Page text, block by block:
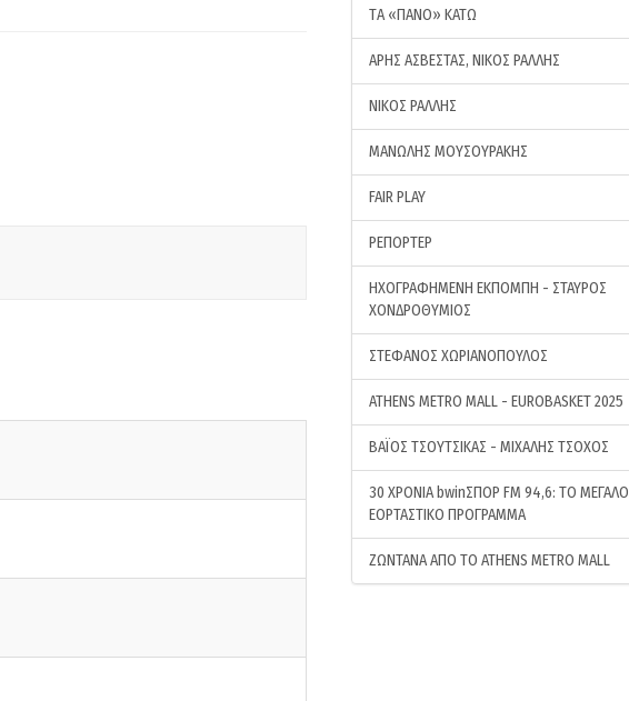
ΤA «ΠΑΝΟ» ΚΑΤΩ
ΑΡΗΣ ΑΣΒΕΣΤΑΣ, ΝΙΚΟΣ ΡΑΛΛΗΣ
ΝΙΚΟΣ ΡΑΛΛΗΣ
ΜΑΝΩΛΗΣ ΜΟΥΣΟΥΡΑΚΗΣ
FAIR PLAY
ΡΕΠΟΡΤΕΡ
ΗΧΟΓΡΑΦΗΜΕΝΗ ΕΚΠΟΜΠΗ - ΣΤΑΥΡΟΣ
ΧΟΝΔΡΟΘΥΜΙΟΣ
ΣΤΕΦΑΝΟΣ ΧΩΡΙΑΝΟΠΟΥΛΟΣ
ATHENS METRO MALL - EUROBASKET 2025
ΒΑΪΟΣ ΤΣΟΥΤΣΙΚΑΣ - ΜΙΧΑΛΗΣ ΤΣΟΧΟΣ
30 ΧΡΟΝΙΑ bwinΣΠΟΡ FM 94,6: ΤΟ ΜΕΓΑΛΟ
ΕΟΡΤΑΣΤΙΚΟ ΠΡΟΓΡΑΜΜΑ
ΖΩΝΤΑΝΑ ΑΠΟ ΤΟ ATHENS METRO MALL